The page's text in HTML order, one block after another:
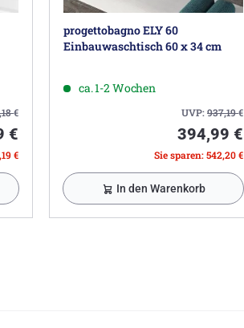
€
€
€
progettobagno ELY 60
Einbauwaschtisch 60 x 34 cm
ca. 1-2 Wochen
UVP:937,19€
394,99 €
Sie sparen: 542,20 €
In den Warenkorb